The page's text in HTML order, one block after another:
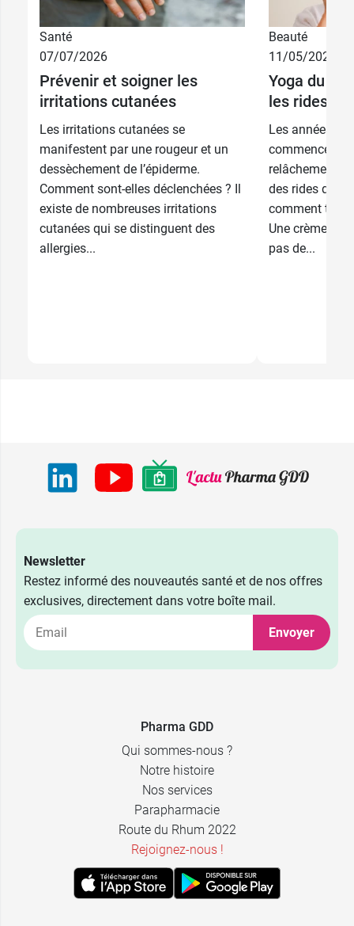
Santé
07/07/2026
Prévenir et soigner les
irritations cutanées
Les irritations cutanées se
manifestent par une rougeur et un
dessèchement de l’épiderme.
Comment sont-elles déclenchées ? Il
existe de nombreuses irritations
cutanées qui se distinguent des
allergies...
Beauté
11/05/2026
Yoga du
les rides
Les années
commence à
relâchement
des rides qui
comment
Une crème,
pas de...
Newsletter
Restez informé des nouveautés santé et de nos offres
exclusives, directement dans votre boîte mail.
Envoyer
Pharma GDD
Qui sommes-nous ?
Notre histoire
Nos services
Parapharmacie
Route du Rhum 2022
Rejoignez-nous !